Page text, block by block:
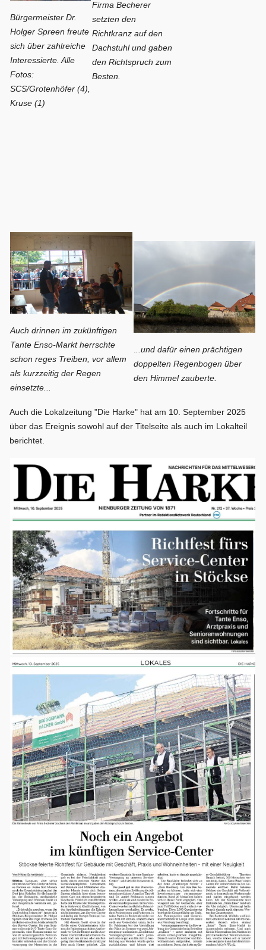
Bürgermeister Dr.
Holger Spreen freute
sich über zahlreiche
Interessierte. Alle
Fotos:
SCS/Grotenhöfer (4),
Kruse (1)
Firma Becherer
setzten den
Richtkranz auf den
Dachstuhl und gaben
den Richtspruch zum
Besten.
Auch drinnen im zukünftigen
Tante Enso-Markt herrschte
schon reges Treiben, vor allem
als kurzzeitig der Regen
einsetzte...
..und dafür einen prächtigen
doppelten Regenbogen über
den Himmel zauberte.
Auch die Lokalzeitung "Die Harke" hat am 10. September 2025
über das Ereignis sowohl auf der Titelseite als auch im Lokalteil
berichtet.